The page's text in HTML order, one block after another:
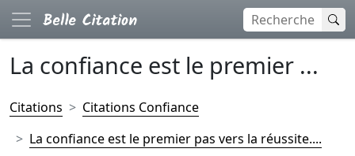
La confiance est le premier ...
Citations
Citations Confiance
La confiance est le premier pas vers la réussite....